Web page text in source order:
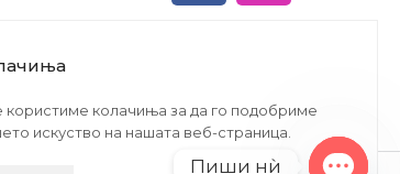
користиме колачиња за да го подобриме
искуство на нашата веб-страница.
Пиши нѝ